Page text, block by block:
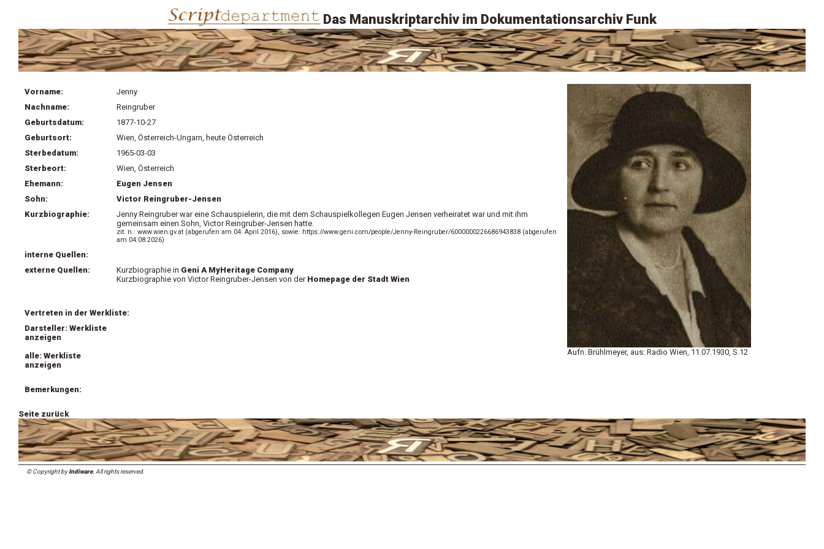
Das Manuskriptarchiv im Dokumentationsarchiv Funk
Vorname:
Jenny
Nachname:
Reingruber
Geburtsdatum:
1877-10-27
Geburtsort:
Wien, Österreich-Ungarn, heute Österreich
Sterbedatum:
1965-03-03
Sterbeort:
Wien, Österreich
Ehemann:
Eugen Jensen
Sohn:
Victor Reingruber-Jensen
Kurzbiographie:
Jenny Reingruber war eine Schauspielerin, die mit dem Schauspielkollegen Eugen Jensen verheiratet war und mit ihm
gemeinsam einen Sohn, Victor Reingruber-Jensen hatte.
zit. n.: www.wien.gv.at (abgerufen am 04. April 2016), sowie: https://www.geni.com/people/Jenny-Reingruber/6000000226686943838 (abgerufen
am 04.08.2026)
interne Quellen:
externe Quellen:
Kurzbiographie in Geni A MyHeritage Company
Kurzbiographie von Victor Reingruber-Jensen von der Homepage der Stadt Wien
Vertreten in der Werkliste:
Darsteller: Werkliste
anzeigen
alle: Werkliste
anzeigen
Bemerkungen:
Aufn. Brühlmeyer, aus: Radio Wien, 11.07.1930, S.12
Seite zurück
© Copyright byIndiware. All rights reserved.